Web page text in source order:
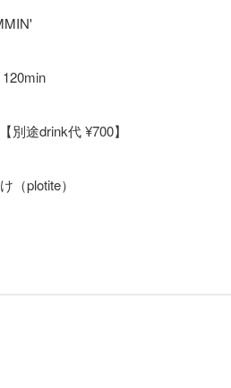
別途drink代 ¥700】
（plotite）